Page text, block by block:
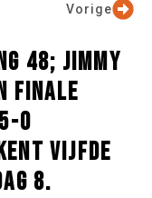
Vorige
48; JIMMY
FINALE
0
VIJFDE
8.